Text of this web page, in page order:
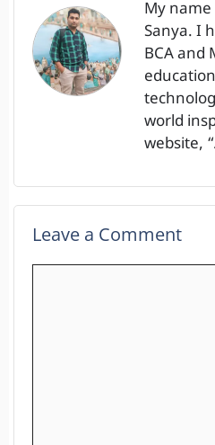
My name
Sanya. I
BCA and
world
website,
Leave a Comment